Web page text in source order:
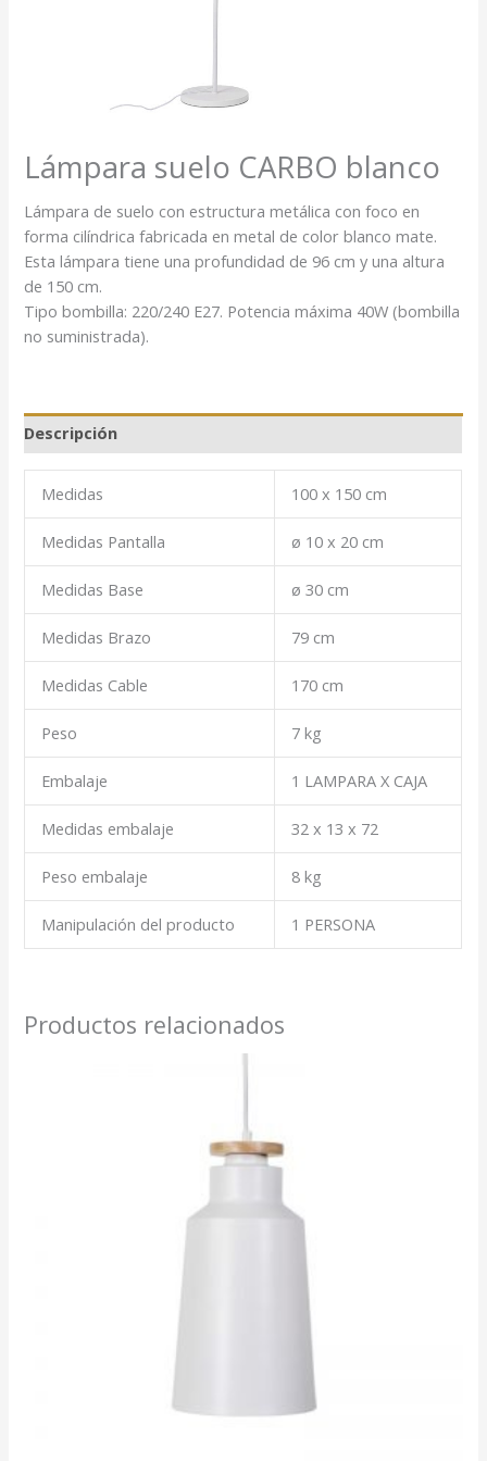
Lámpara suelo CARBO blanco
Lámpara de suelo con estructura metálica con foco en
forma cilíndrica fabricada en metal de color blanco mate.
Esta lámpara tiene una profundidad de 96 cm y una altura
de 150 cm.
Tipo bombilla: 220/240 E27. Potencia máxima 40W (bombilla
no suministrada).
Descripción
Medidas 100 x 150 cm
Medidas Pantalla ø 10 x 20 cm
Medidas Base ø 30 cm
Medidas Brazo 79 cm
Medidas Cable 170 cm
Peso 7 kg
Embalaje 1 LAMPARA X CAJA
Medidas embalaje 32 x 13 x 72
Peso embalaje 8 kg
Manipulación del producto 1 PERSONA
Productos relacionados